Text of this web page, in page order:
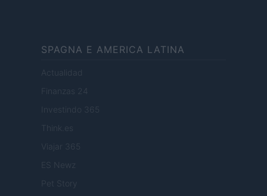
SPAGNA E AMERICA LATINA
Actualidad
Finanzas 24
Investindo 365
Think.es
Viajar 365
ES Newz
Pet Story